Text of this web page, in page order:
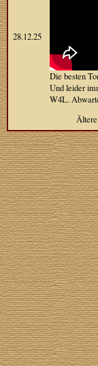
28.12.25
Die besten
Und leider
W4L.